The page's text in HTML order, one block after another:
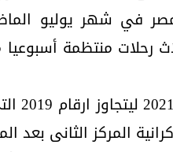
مصر في شهر يوليو
رحلات منتظمة
المركز الثانى بعد